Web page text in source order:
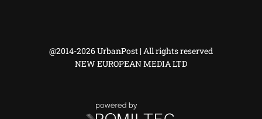
@2014-2026 UrbanPost | All rights reserved
NEW EUROPEAN MEDIA LTD